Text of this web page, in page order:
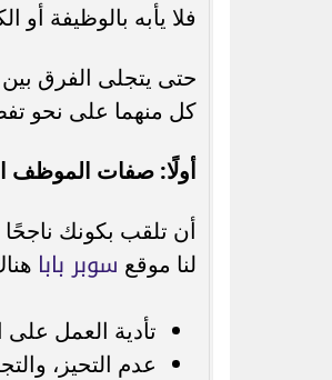
فلا يأبه بالوظيفة
حتى يتجلى الفرق
كل منهما على نحو
أولًا: صفات الموظف
أن تلقب بكونك
لنا موقع سوبر بابا
تأدية العمل
عدم التحيز،